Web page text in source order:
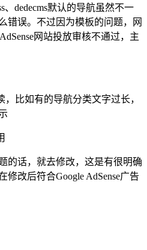
、dedecms默认的导航虽然不一
错误。不过因为模板的问题，网
网站投放审核不通过，主
比如有的导航分类文字过长，
的话，就去修改，这是有很明确
改后符合Google AdSense广告